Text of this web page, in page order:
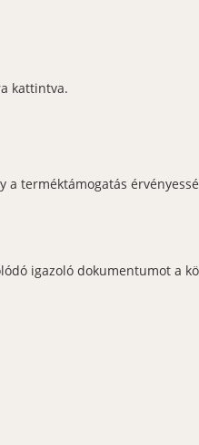
kattintva.
terméktámogatás
igazoló dokumentumot a